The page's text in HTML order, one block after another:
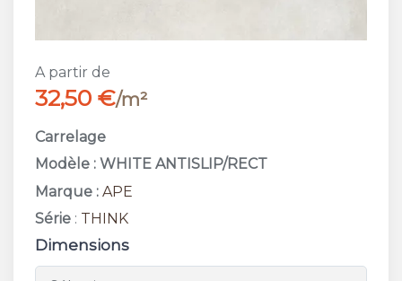
A partir de
32,50 €/m²
Carrelage
Modèle : WHITE ANTISLIP/RECT
Marque : APE
Série : THINK
Dimensions